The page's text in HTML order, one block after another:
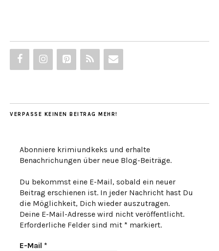
VERPASSE KEINEN BEITRAG MEHR!
Abonniere krimiundkeks und erhalte
Benachrichungen über neue Blog-Beiträge.
Du bekommst eine E-Mail, sobald ein neuer
Beitrag erschienen ist. In jeder Nachricht hast Du
die Möglichkeit, Dich wieder auszutragen.
Deine E-Mail-Adresse wird nicht veröffentlicht.
Erforderliche Felder sind mit * markiert.
E-Mail *